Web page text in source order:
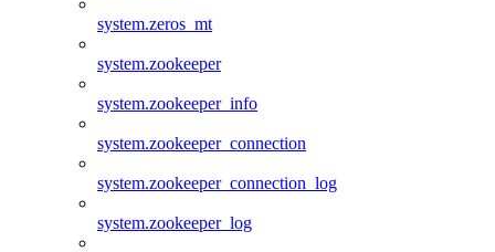
system.zeros_mt
system.zookeeper
system.zookeeper_info
system.zookeeper_connection
system.zookeeper_connection_log
system.zookeeper_log